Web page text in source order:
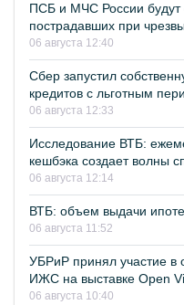
ПСБ и МЧС России будут
пострадавших при
06 августа 12:40
Сбер запустил
кредитов с льготным
06 августа 12:33
Исследование ВТБ:
кешбэка создает волны
06 августа 12:14
ВТБ: объем выдачи
06 августа 11:52
УБРиР принял участие в
ИЖС на выставке Open
06 августа 10:40